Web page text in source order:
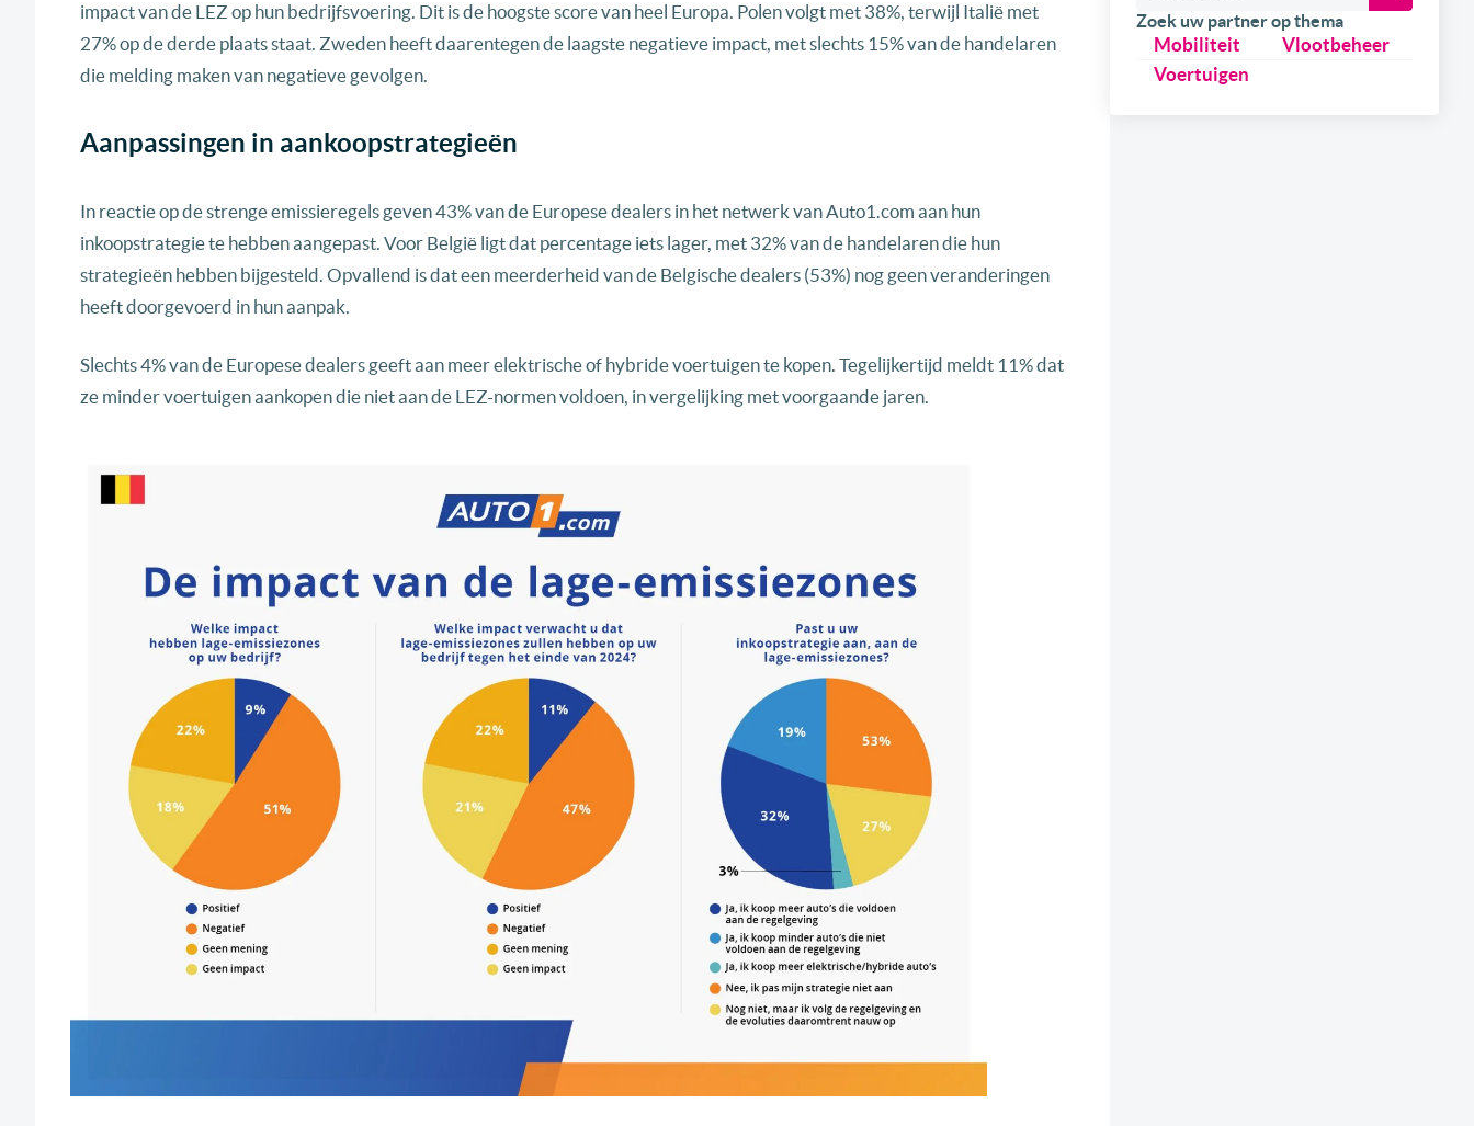
impact van de LEZ op hun bedrijfsvoering. Dit is de hoogste score van heel Europa. Polen volgt met 38%, terwijl Italië met
27% op de derde plaats staat. Zweden heeft daarentegen de laagste negatieve impact, met slechts 15% van de handelaren
die melding maken van negatieve gevolgen.
Aanpassingen in aankoopstrategieën
In reactie op de strenge emissieregels geven 43% van de Europese dealers in het netwerk van Auto1.com aan hun
inkoopstrategie te hebben aangepast. Voor België ligt dat percentage iets lager, met 32% van de handelaren die hun
strategieën hebben bijgesteld. Opvallend is dat een meerderheid van de Belgische dealers (53%) nog geen veranderingen
heeft doorgevoerd in hun aanpak.
Slechts 4% van de Europese dealers geeft aan meer elektrische of hybride voertuigen te kopen. Tegelijkertijd meldt 11% dat
ze minder voertuigen aankopen die niet aan de LEZ-normen voldoen, in vergelijking met voorgaande jaren.
Zoek uw partner op thema
Mobiliteit
Vlootbeheer
Voertuigen